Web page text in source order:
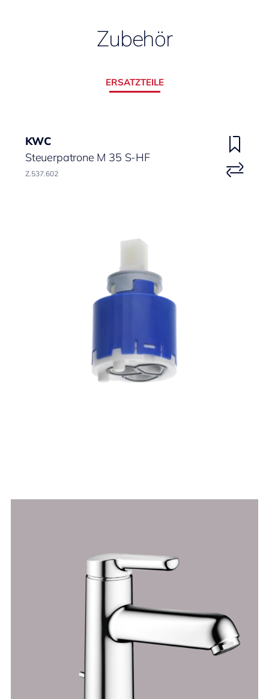
Zubehör
ERSATZTEILE
KWC
Steuerpatrone M 35 S-HF
Z.537.602